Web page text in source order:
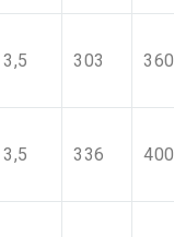
3,5 303 360
3,5 336 400